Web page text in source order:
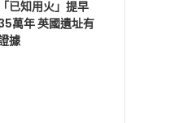
「已知用火」提早
萬年 英國遺址有
據